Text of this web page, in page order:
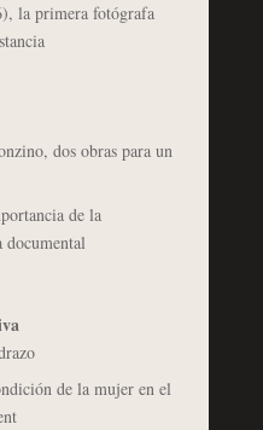
la primera fotógrafa
dos obras para un
de la
de la mujer en el